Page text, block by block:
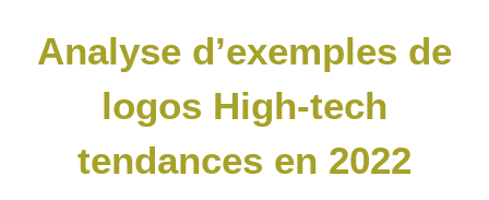
Analyse d’exemples de
logos High-tech
tendances en 2022